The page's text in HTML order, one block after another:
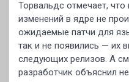
Торвальдс отмечает,
изменений в ядре не
ожидаемые патчи для
так и не появились — их
следующих релизов. А
разработчик объяснил